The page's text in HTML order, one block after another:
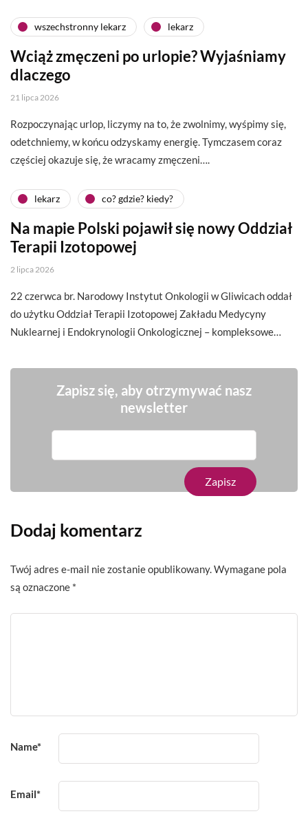
wszechstronny lekarz lekarz
Wciąż zmęczeni po urlopie? Wyjaśniamy
dlaczego
21 lipca 2026
Rozpoczynając urlop, liczymy na to, że zwolnimy, wyśpimy się,
odetchniemy, w końcu odzyskamy energię. Tymczasem coraz
częściej okazuje się, że wracamy zmęczeni….
lekarz co? gdzie? kiedy?
Na mapie Polski pojawił się nowy Oddział
Terapii Izotopowej
2 lipca 2026
22 czerwca br. Narodowy Instytut Onkologii w Gliwicach oddał
do użytku Oddział Terapii Izotopowej Zakładu Medycyny
Nuklearnej i Endokrynologii Onkologicznej – kompleksowe…
Zapisz się, aby otrzymywać nasz
newsletter
Dodaj komentarz
Twój adres e-mail nie zostanie opublikowany. Wymagane pola
są oznaczone *
Name*
Email*